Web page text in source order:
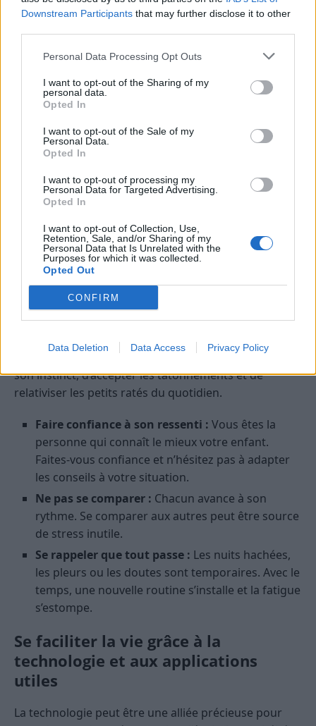
Downstream Participants that may further disclose it to other
Personal Data Processing Opt Outs
I want to opt-out of the Sharing of my
personal data.
Opted In
I want to opt-out of the Sale of my
Personal Data.
Opted In
I want to opt-out of processing my
Personal Data for Targeted Advertising.
Opted In
I want to opt-out of Collection, Use,
Retention, Sale, and/or Sharing of my
Personal Data that Is Unrelated with the
Purposes for which it was collected.
Opted Out
CONFIRM
Data Deletion Data Access Privacy Policy
vie sociale
et les relations sociales. Il est important de préserver
ces liens pour garder le moral et l’équilibre familial.
Communiquer régulièrement :
d’échanger sur vos ressentis, vos besoins et vos
attentes avec votre partenaire.
ces instants renforcent la complicité et
permettent de se retrouver.
Maintenir le lien avec les amis et la famille :
message, une visite rapide, un appel : il ne faut
pas hésiter à rester en contact, même si le
rythme change.
Écouter son instinct et relativiser
Chaque bébé et chaque parent est différent. Il n’existe
pas de recette magique, mais il est essentiel d’écouter
son instinct, d’accepter les tâtonnements et de
relativiser les petits ratés du quotidien.
Faire confiance à son ressenti : Vous êtes la
personne qui connaît le mieux votre enfant.
Faites-vous confiance et n’hésitez pas à adapter
les conseils à votre situation.
Ne pas se comparer : Chacun avance à son
rythme. Se comparer aux autres peut être source
de stress inutile.
Se rappeler que tout passe : Les nuits hachées,
les pleurs ou les doutes sont temporaires. Avec le
temps, une nouvelle routine s’installe et la fatigue
s’estompe.
Se faciliter la vie grâce à la
technologie et aux applications
utiles
La technologie peut être une alliée précieuse pour